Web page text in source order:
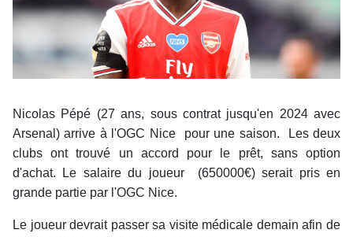
Nicolas Pépé (27 ans, sous contrat jusqu'en 2024 avec
Arsenal) arrive à l'OGC Nice pour une saison. Les deux
clubs ont trouvé un accord pour le prêt, sans option
d'achat. Le salaire du joueur (650000€) serait pris en
grande partie par l'OGC Nice.
Le joueur devrait passer sa visite médicale demain afin de